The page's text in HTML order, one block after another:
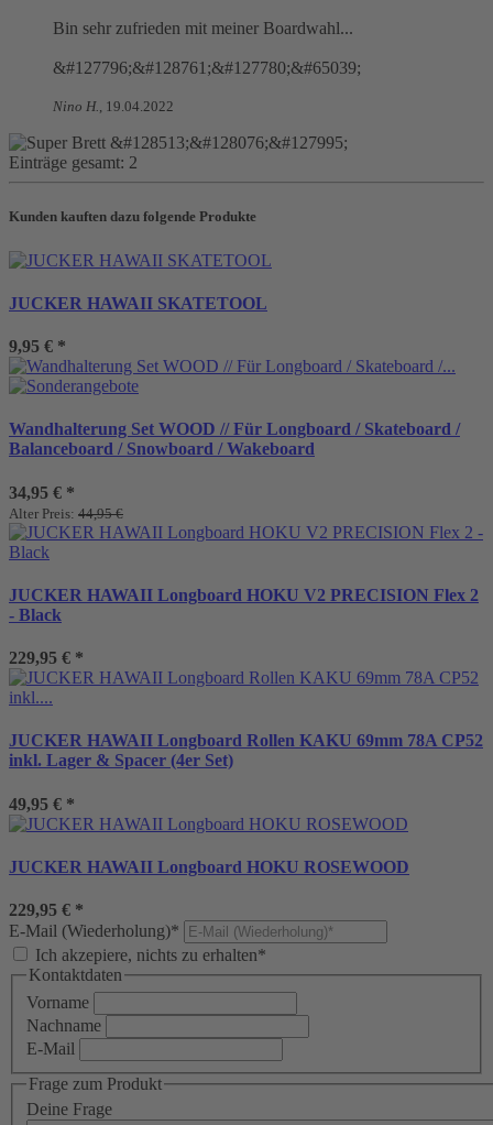
Bin sehr zufrieden mit meiner Boardwahl...
&#127796;&#128761;&#127780;&#65039;
Nino H., 19.04.2022
Einträge gesamt: 2
Kunden kauften dazu folgende Produkte
JUCKER HAWAII SKATETOOL
9,95 € *
Wandhalterung Set WOOD // Für Longboard / Skateboard /
Balanceboard / Snowboard / Wakeboard
34,95 € *
Alter Preis: 44,95 €
JUCKER HAWAII Longboard HOKU V2 PRECISION Flex 2
- Black
229,95 € *
JUCKER HAWAII Longboard Rollen KAKU 69mm 78A CP52
inkl. Lager & Spacer (4er Set)
49,95 € *
JUCKER HAWAII Longboard HOKU ROSEWOOD
229,95 € *
E-Mail (Wiederholung)*
Ich akzepiere, nichts zu erhalten*
Kontaktdaten
Vorname
Nachname
E-Mail
Frage zum Produkt
Deine Frage